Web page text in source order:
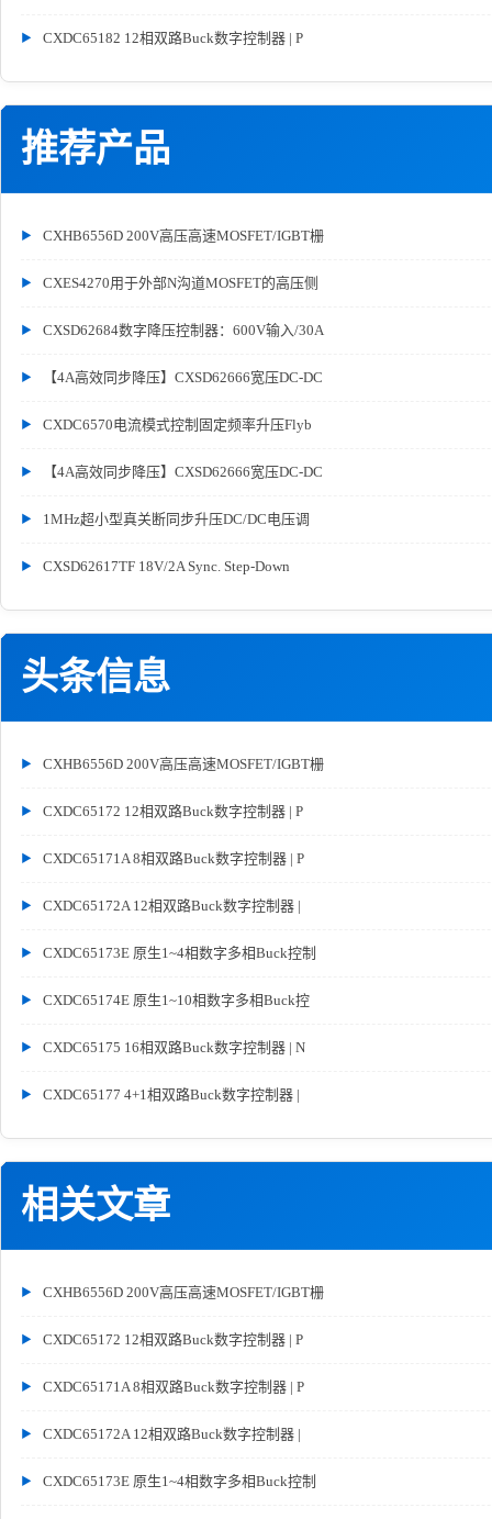
CXDC65182 12相双路Buck数字控制器 | P
推荐产品
CXHB6556D 200V高压高速MOSFET/IGBT栅
CXES4270用于外部N沟道MOSFET的高压侧
CXSD62684数字降压控制器：600V输入/30A
【4A高效同步降压】CXSD62666宽压DC-DC
CXDC6570电流模式控制固定频率升压Flyb
【4A高效同步降压】CXSD62666宽压DC-DC
1MHz超小型真关断同步升压DC/DC电压调
CXSD62617TF 18V/2A Sync. Step-Down
头条信息
CXHB6556D 200V高压高速MOSFET/IGBT栅
CXDC65172 12相双路Buck数字控制器 | P
CXDC65171A 8相双路Buck数字控制器 | P
CXDC65172A 12相双路Buck数字控制器 |
CXDC65173E 原生1~4相数字多相Buck控制
CXDC65174E 原生1~10相数字多相Buck控
CXDC65175 16相双路Buck数字控制器 | N
CXDC65177 4+1相双路Buck数字控制器 |
相关文章
CXHB6556D 200V高压高速MOSFET/IGBT栅
CXDC65172 12相双路Buck数字控制器 | P
CXDC65171A 8相双路Buck数字控制器 | P
CXDC65172A 12相双路Buck数字控制器 |
CXDC65173E 原生1~4相数字多相Buck控制